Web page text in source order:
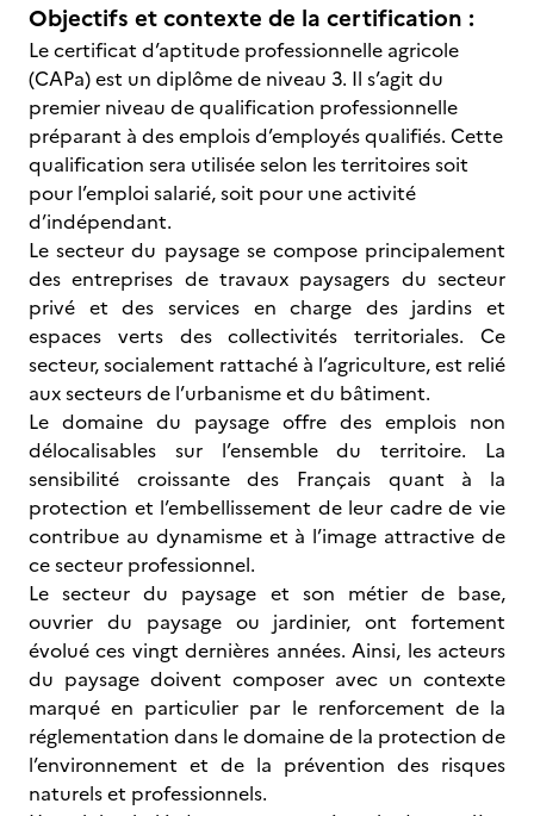
Objectifs et contexte de la certification :
Le certificat d’aptitude professionnelle agricole
(CAPa) est un diplôme de niveau 3. Il s’agit du
premier niveau de qualification professionnelle
préparant à des emplois d’employés qualifiés. Cette
qualification sera utilisée selon les territoires soit
pour l’emploi salarié, soit pour une activité
d’indépendant.
Le secteur du paysage se compose principalement
des entreprises de travaux paysagers du secteur
privé et des services en charge des jardins et
espaces verts des collectivités territoriales. Ce
secteur, socialement rattaché à l’agriculture, est relié
aux secteurs de l’urbanisme et du bâtiment.
Le domaine du paysage offre des emplois non
délocalisables sur l’ensemble du territoire. La
sensibilité croissante des Français quant à la
protection et l’embellissement de leur cadre de vie
contribue au dynamisme et à l’image attractive de
ce secteur professionnel.
Le secteur du paysage et son métier de base,
ouvrier du paysage ou jardinier, ont fortement
évolué ces vingt dernières années. Ainsi, les acteurs
du paysage doivent composer avec un contexte
marqué en particulier par le renforcement de la
réglementation dans le domaine de la protection de
l’environnement et de la prévention des risques
naturels et professionnels.